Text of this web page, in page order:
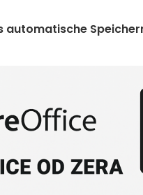
automatische